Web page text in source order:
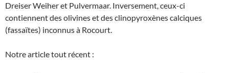
Dreiser Weiher et Pulvermaar. Inversement, ceux-ci
contiennent des olivines et des clinopyroxènes calciques
(fassaïtes) inconnus à Rocourt.
Notre article tout récent :